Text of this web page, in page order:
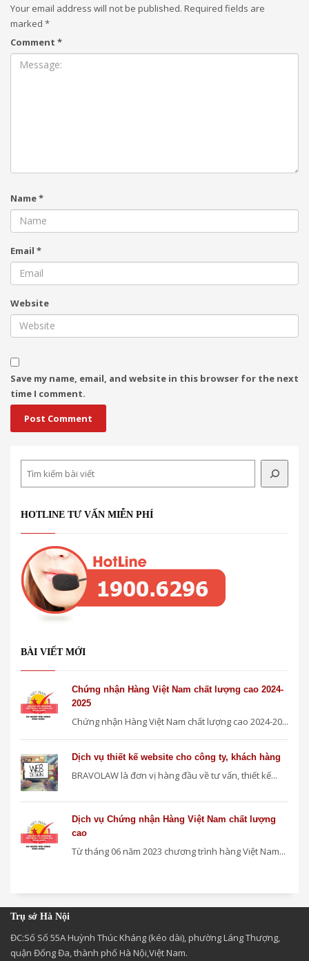
Your email address will not be published. Required fields are
marked *
Comment *
Name*
Email *
Website
Save my name, email, and website in this browser for the next
time I comment.
HOTLINE TƯ VẤN MIỄN PHÍ
BÀI VIẾT MỚI
Chứng nhận Hàng Việt Nam chất lượng cao 2024-
2025
Chứng nhận Hàng Việt Nam chất lượng cao 2024-20...
Dịch vụ thiết kế website cho công ty, khách hàng
BRAVOLAW là đơn vị hàng đầu về tư vấn, thiết kế...
Dịch vụ Chứng nhận Hàng Việt Nam chất lượng
cao
Từ tháng 06 năm 2023 chương trình hàng Việt Nam...
Trụ sở Hà Nội
ĐC:Số Số 55A Huỳnh Thúc Kháng (kéo dài), phường Láng Thượng,
quận Đống Đa, thành phố Hà Nội,Việt Nam.